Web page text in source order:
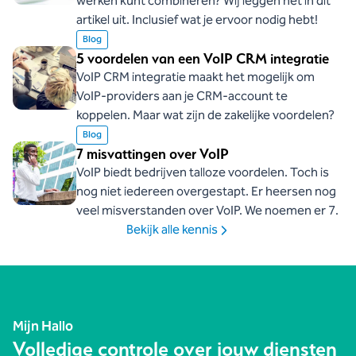
artikel uit. Inclusief wat je ervoor nodig hebt!
Blog
5 voordelen van een VoIP CRM integratie
VoIP CRM integratie maakt het mogelijk om
VoIP-providers aan je CRM-account te
koppelen. Maar wat zijn de zakelijke voordelen?
Blog
7 misvattingen over VoIP
VoIP biedt bedrijven talloze voordelen. Toch is
nog niet iedereen overgestapt. Er heersen nog
veel misverstanden over VoIP. We noemen er 7.
Bekijk alle kennis
Mijn Hallo
Volledige controle over jouw diensten